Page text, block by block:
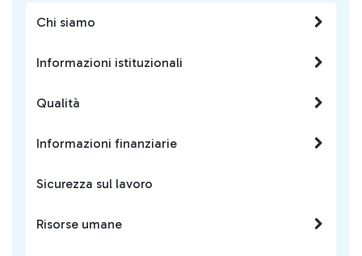
Chi siamo
Informazioni istituzionali
Qualità
Informazioni finanziarie
Sicurezza sul lavoro
Risorse umane